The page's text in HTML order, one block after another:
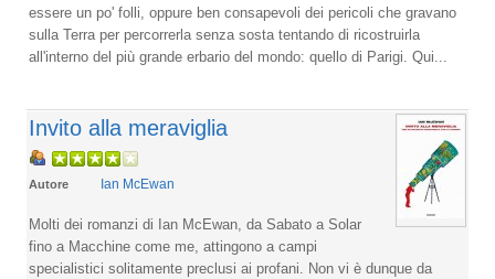
essere un po' folli, oppure ben consapevoli dei pericoli che gravano
sulla Terra per percorrerla senza sosta tentando di ricostruirla
all'interno del più grande erbario del mondo: quello di Parigi. Qui...
Invito alla meraviglia
Autore Ian McEwan
Molti dei romanzi di Ian McEwan, da Sabato a Solar
fino a Macchine come me, attingono a campi
specialistici solitamente preclusi ai profani. Non vi è dunque da